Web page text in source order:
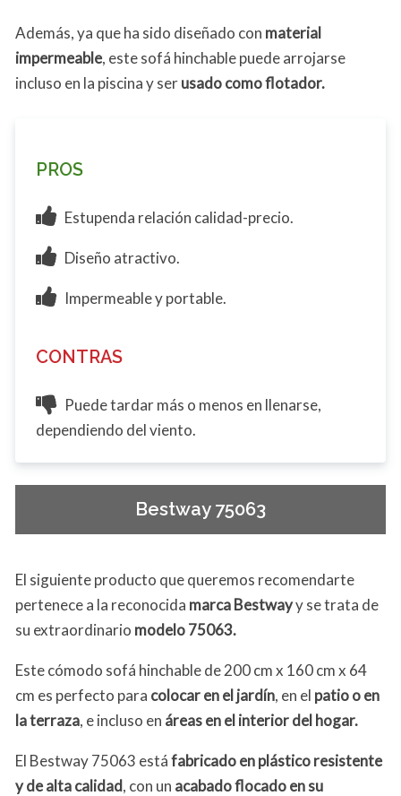
Además, ya que ha sido diseñado con material
impermeable, este sofá hinchable puede arrojarse
incluso en la piscina y serusado como flotador.
PROS
Estupenda relación calidad-precio.
Diseño atractivo.
Impermeable y portable.
CONTRAS
Puede tardar más o menos en llenarse,
dependiendo del viento.
Bestway 75063
El siguiente producto que queremos recomendarte
pertenece a la reconocida marca Bestwayy se trata de
su extraordinario modelo 75063.
Este cómodo sofá hinchable de 200 cm x 160 cm x 64
cm es perfecto para colocar en el jardín, en el patio o en
la terraza, e incluso en áreas en el interior del hogar.
El Bestway 75063 estáfabricado en plástico resistente
y de alta calidad, con un acabado flocado en su